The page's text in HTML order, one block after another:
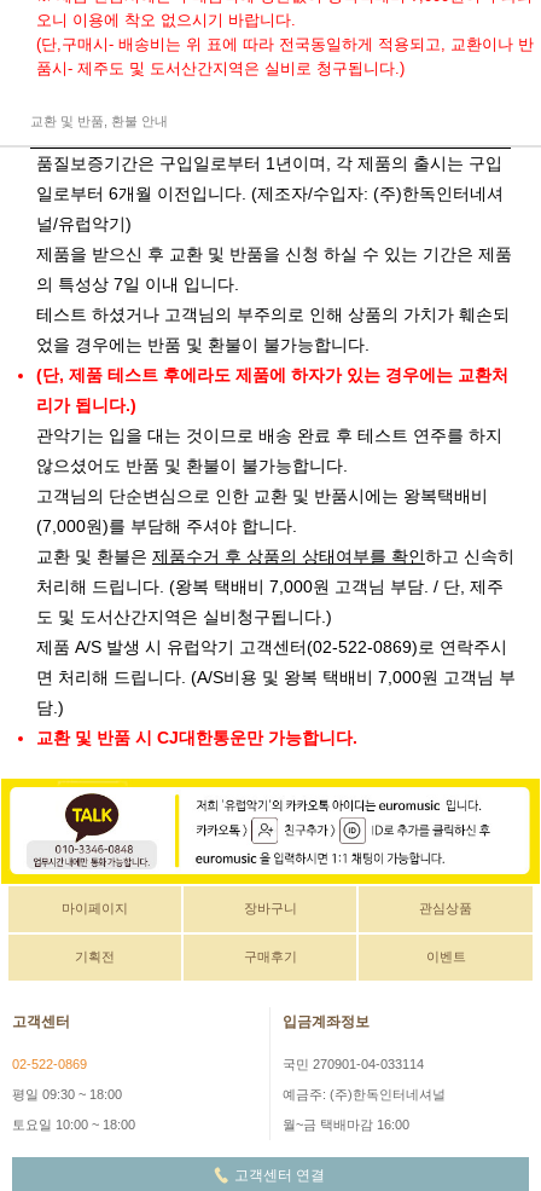
오니 이용에 착오 없으시기 바랍니다.
(단,구매시- 배송비는 위 표에 따라 전국동일하게 적용되고, 교환이나 반
품시- 제주도 및 도서산간지역은 실비로 청구됩니다.)
교환 및 반품, 환불 안내
품질보증기간은 구입일로부터 1년이며, 각 제품의 출시는 구입
일로부터 6개월 이전입니다. (제조자/수입자: (주)한독인터네셔
널/유럽악기)
제품을 받으신 후 교환 및 반품을 신청 하실 수 있는 기간은 제품
의 특성상 7일 이내 입니다.
테스트 하셨거나 고객님의 부주의로 인해 상품의 가치가 훼손되
었을 경우에는 반품 및 환불이 불가능합니다.
(단, 제품 테스트 후에라도 제품에 하자가 있는 경우에는 교환처
리가 됩니다.)
관악기는 입을 대는 것이므로 배송 완료 후 테스트 연주를 하지
않으셨어도 반품 및 환불이 불가능합니다.
고객님의 단순변심으로 인한 교환 및 반품시에는 왕복택배비
(7,000원)를 부담해 주셔야 합니다.
교환 및 환불은 제품수거 후 상품의 상태여부를 확인하고 신속히
처리해 드립니다. (왕복 택배비 7,000원 고객님 부담. / 단, 제주
도 및 도서산간지역은 실비청구됩니다.)
제품 A/S 발생 시 유럽악기 고객센터(02-522-0869)로 연락주시
면 처리해 드립니다. (A/S비용 및 왕복 택배비 7,000원 고객님 부
담.)
교환 및 반품 시 CJ대한통운만 가능합니다.
마이페이지 장바구니 관심상품
기획전 구매후기 이벤트
고객센터
02-522-0869
평일 09:30 ~ 18:00
토요일 10:00 ~ 18:00
입금계좌정보
국민 270901-04-033114
예금주: (주)한독인터네셔널
월~금 택배마감 16:00
고객센터 연결